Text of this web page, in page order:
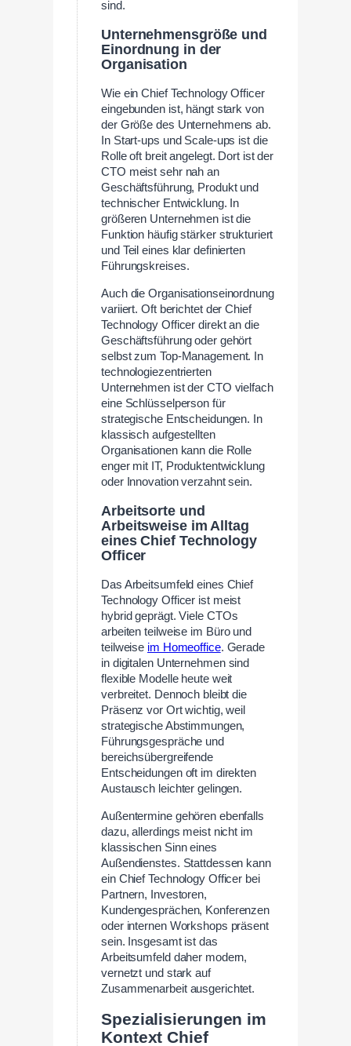
sind.
Unternehmensgröße und
Einordnung in der
Organisation
Wie ein Chief Technology Officer
eingebunden ist, hängt stark von
der Größe des Unternehmens ab.
In Start-ups und Scale-ups ist die
Rolle oft breit angelegt. Dort ist der
CTO meist sehr nah an
Geschäftsführung, Produkt und
technischer Entwicklung. In
größeren Unternehmen ist die
Funktion häufig stärker strukturiert
und Teil eines klar definierten
Führungskreises.
Auch die Organisationseinordnung
variiert. Oft berichtet der Chief
Technology Officer direkt an die
Geschäftsführung oder gehört
selbst zum Top-Management. In
technologiezentrierten
Unternehmen ist der CTO vielfach
eine Schlüsselperson für
strategische Entscheidungen. In
klassisch aufgestellten
Organisationen kann die Rolle
enger mit IT, Produktentwicklung
oder Innovation verzahnt sein.
Arbeitsorte und
Arbeitsweise im Alltag
eines Chief Technology
Officer
Das Arbeitsumfeld eines Chief
Technology Officer ist meist
hybrid geprägt. Viele CTOs
arbeiten teilweise im Büro und
teilweise im Homeoffice. Gerade
in digitalen Unternehmen sind
flexible Modelle heute weit
verbreitet. Dennoch bleibt die
Präsenz vor Ort wichtig, weil
strategische Abstimmungen,
Führungsgespräche und
bereichsübergreifende
Entscheidungen oft im direkten
Austausch leichter gelingen.
Außentermine gehören ebenfalls
dazu, allerdings meist nicht im
klassischen Sinn eines
Außendienstes. Stattdessen kann
ein Chief Technology Officer bei
Partnern, Investoren,
Kundengesprächen, Konferenzen
oder internen Workshops präsent
sein. Insgesamt ist das
Arbeitsumfeld daher modern,
vernetzt und stark auf
Zusammenarbeit ausgerichtet.
Spezialisierungen im
Kontext Chief